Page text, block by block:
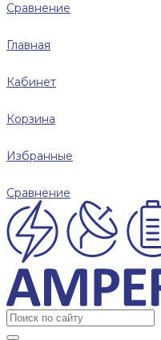
Сравнение
Главная
Кабинет
Корзина
Избранные
Сравнение